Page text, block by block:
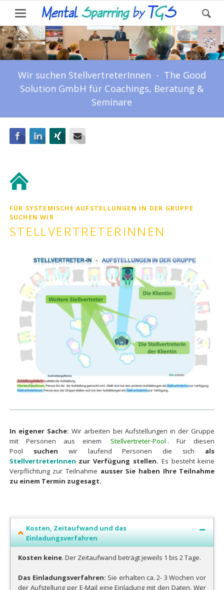
Wir suchen StellvertreterInnen - The Good
Solution GmbH für Coachings, Beratung &
Seminare
FacebookLinkedIn Xing
FÜR SYSTEMISCHE AUFSTELLUNGEN IN DER GRUPPE
SUCHEN WIR
STELLVERTRETERINNEN
In eigener Sache: Wir arbeiten bei Aufstellungen in der Gruppe
mit Personen aus einem
Stellvertreter-Pool . Für diesen
Pool suchen wir laufend Personen die sich als
StellvertreterInnen zur Verfügung stellen. Es besteht keine
Verpflichtung zur Teilnahme ausser Sie haben Ihre Teilnahme
zu einem Termin zugesagt.
Kosten, Zeitaufwand und das
Einladungsverfahren
Kosten keine. Der Zeitaufwand beträgt jeweils 1 bis 2 Tage.
Das Einladungsverfahren: Sie erhalten ca. 2- 3 Wochen vor
der Aufstellung per E-Mail eine Einladung mit den Daten. Wer